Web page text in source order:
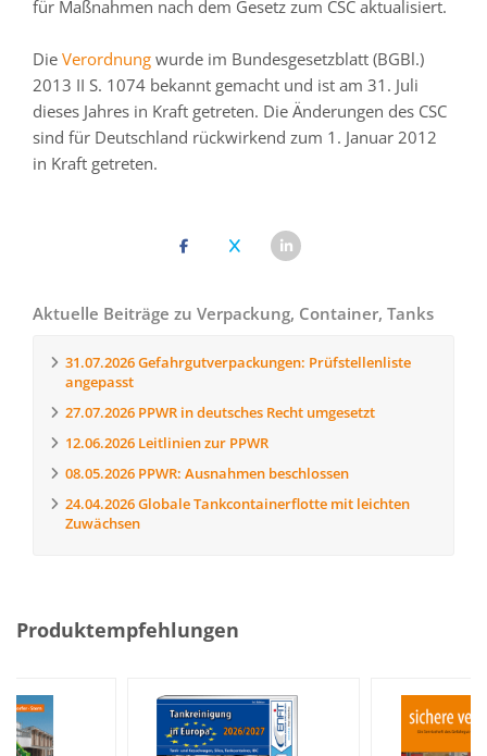
für Maßnahmen nach dem Gesetz zum CSC aktualisiert.
Die Verordnung wurde im Bundesgesetzblatt (BGBl.)
2013 II S. 1074 bekannt gemacht und ist am 31. Juli
dieses Jahres in Kraft getreten. Die Änderungen des CSC
sind für Deutschland rückwirkend zum 1. Januar 2012
in Kraft getreten.
Aktuelle Beiträge zu Verpackung, Container, Tanks
31.07.2026Gefahrgutverpackungen: Prüfstellenliste
angepasst
27.07.2026 PPWR in deutsches Recht umgesetzt
12.06.2026 Leitlinien zur PPWR
08.05.2026 PPWR: Ausnahmen beschlossen
24.04.2026Globale Tankcontainerflotte mit leichten
Zuwächsen
Produktempfehlungen